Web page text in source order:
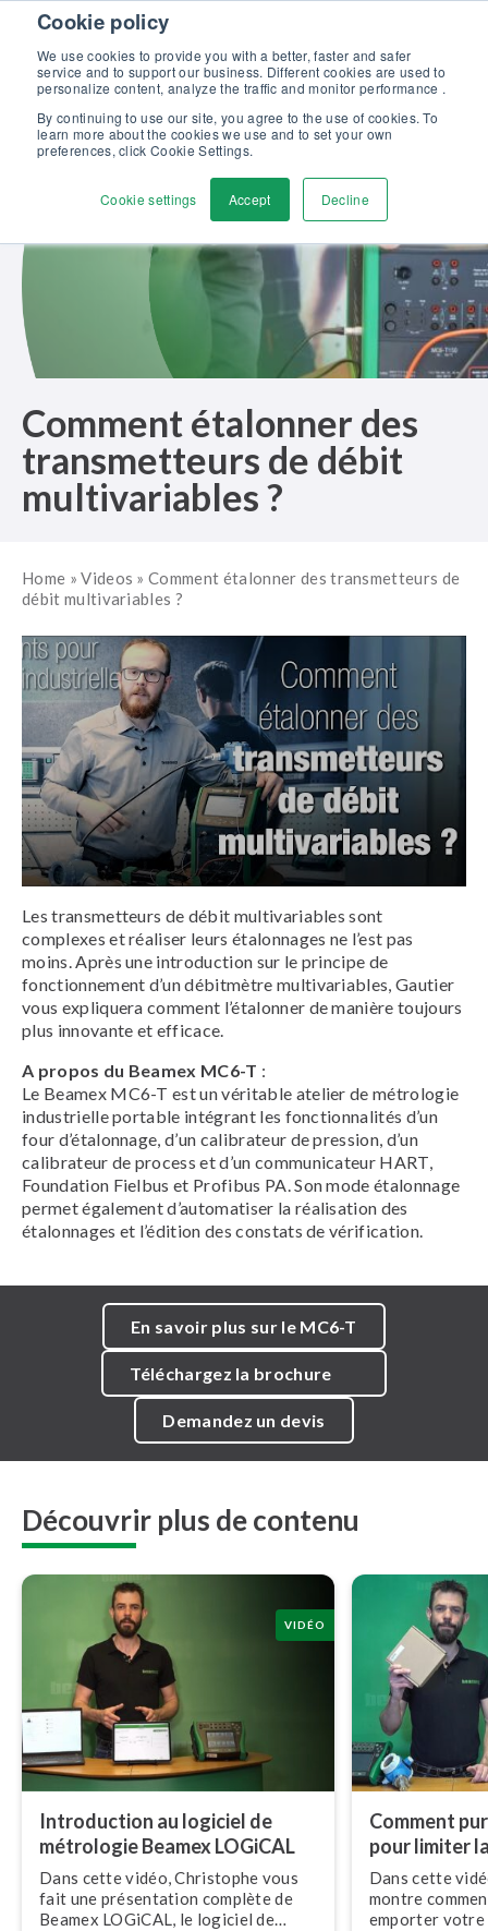
Cookie policy
We use cookies to provide you with a better, faster and safer
service and to support our business. Different cookies are used to
personalize content, analyze the traffic and monitor performance .
By continuing to use our site, you agree to the use of cookies. To
learn more about the cookies we use and to set your own
preferences, click Cookie Settings.
Cookie settings Accept Decline
Skip to content
Maîtrisez l’étalonnage en pression : formation complète, 100%
gratuite et certifiante ! >>
Contactez-nous
Comment étalonner des
transmetteurs de débit
multivariables ?
Home »Videos »Comment étalonner des transmetteurs de
débit multivariables ?
Les transmetteurs de débit multivariables sont
complexes et réaliser leurs étalonnages ne l’est pas
moins. Après une introduction sur le principe de
fonctionnement d’un débitmètre multivariables, Gautier
vous expliquera comment l’étalonner de manière toujours
plus innovante et efficace.
A propos du Beamex MC6-T :
Le Beamex MC6-T est un véritable atelier de métrologie
industrielle portable intégrant les fonctionnalités d’un
four d’étalonnage, d’un calibrateur de pression, d’un
calibrateur de process et d’un communicateur HART,
Foundation Fielbus et Profibus PA. Son mode étalonnage
permet également d’automatiser la réalisation des
étalonnages et l’édition des constats de vérification.
En savoir plus sur le MC6-T
Téléchargez la brochure
Demandez un devis
Découvrir plus de contenu
VIDÉO
In­tro­duc­tion au logiciel de
métrologie Beamex LOGiCAL
Dans cette vidéo, Christophe vous
fait une pré­sen­ta­tion complète de
Beamex LOGiCAL, le logiciel de
Comment
pour limiter
Dans cette
montre
emporter